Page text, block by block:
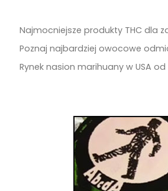
Najmocniejsze produkty THC dla
Poznaj najbardziej owocowe
Rynek nasion marihuany w USA od